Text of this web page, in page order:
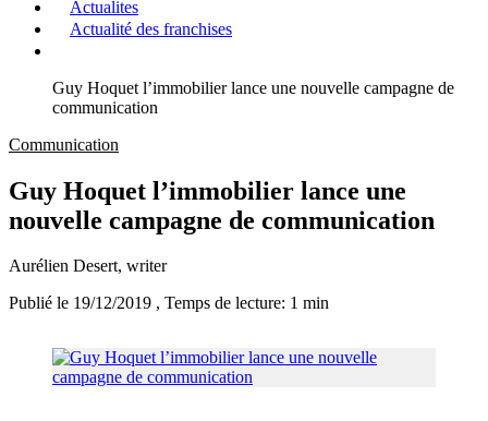
Actualites
Actualité des franchises
Guy Hoquet l’immobilier lance une nouvelle campagne de
communication
Communication
Guy Hoquet l’immobilier lance une
nouvelle campagne de communication
Aurélien Desert, writer
Publié le 19/12/2019 , Temps de lecture: 1 min